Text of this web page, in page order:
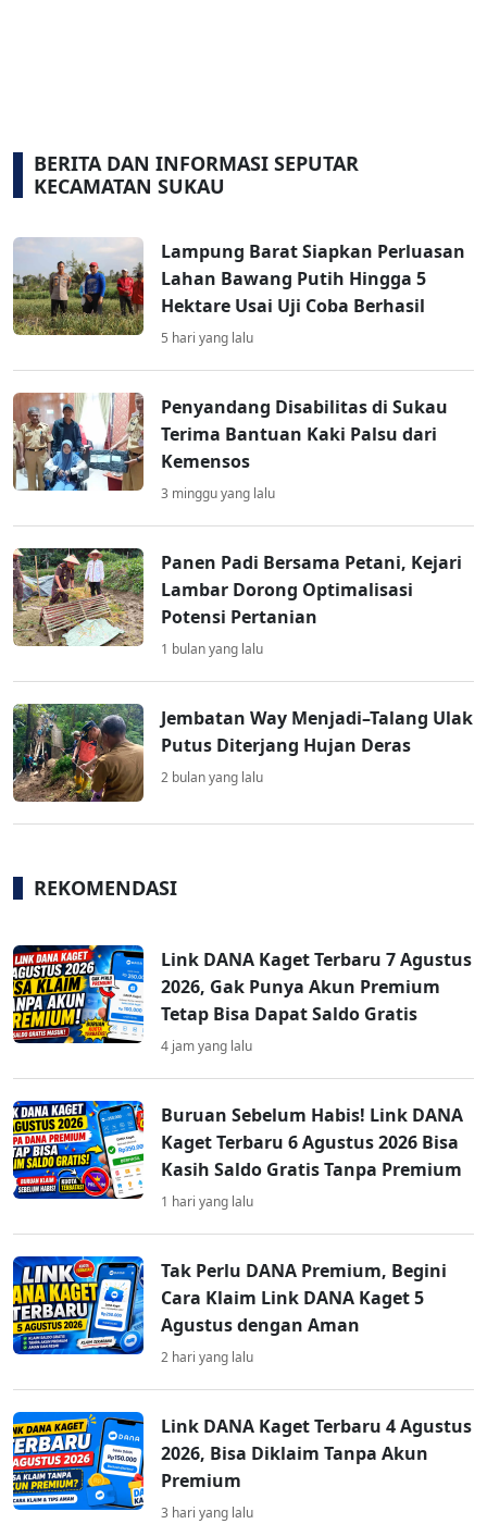
BERITA DAN INFORMASI SEPUTAR
KECAMATAN SUKAU
Lampung Barat Siapkan Perluasan
Lahan Bawang Putih Hingga 5
Hektare Usai Uji Coba Berhasil
5 hari yang lalu
Penyandang Disabilitas di Sukau
Terima Bantuan Kaki Palsu dari
Kemensos
3 minggu yang lalu
Panen Padi Bersama Petani, Kejari
Lambar Dorong Optimalisasi
Potensi Pertanian
1 bulan yang lalu
Jembatan Way Menjadi–Talang Ulak
Putus Diterjang Hujan Deras
2 bulan yang lalu
REKOMENDASI
Link DANA Kaget Terbaru 7 Agustus
2026, Gak Punya Akun Premium
Tetap Bisa Dapat Saldo Gratis
4 jam yang lalu
Buruan Sebelum Habis! Link DANA
Kaget Terbaru 6 Agustus 2026 Bisa
Kasih Saldo Gratis Tanpa Premium
1 hari yang lalu
Tak Perlu DANA Premium, Begini
Cara Klaim Link DANA Kaget 5
Agustus dengan Aman
2 hari yang lalu
Link DANA Kaget Terbaru 4 Agustus
2026, Bisa Diklaim Tanpa Akun
Premium
3 hari yang lalu